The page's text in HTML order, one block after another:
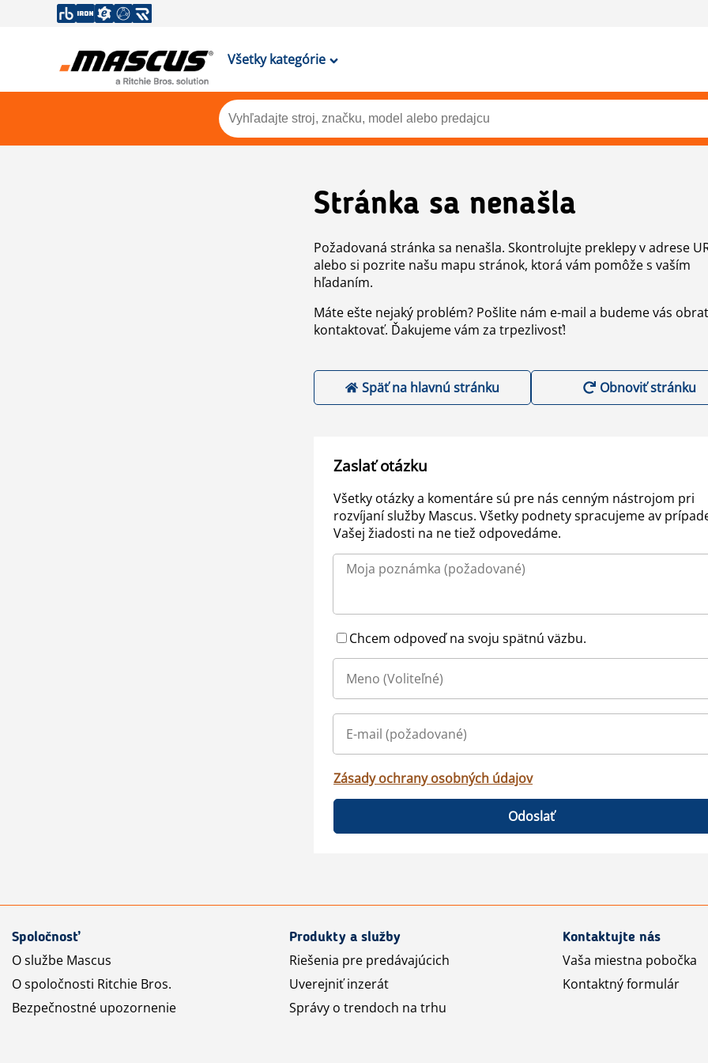
Všetky kategórie
Stránka sa nenašla
Požadovaná stránka sa nenašla. Skontrolujte preklepy v adrese
alebo si pozrite našu mapu stránok, ktorá vám pomôže s vaším
hľadaním.
Máte ešte nejaký problém? Pošlite nám e-mail a budeme vás
kontaktovať. Ďakujeme vám za trpezlivosť!
Späť na hlavnú stránku Obnoviť stránku
Zaslať otázku
Všetky otázky a komentáre sú pre nás cenným nástrojom pri
rozvíjaní služby Mascus. Všetky podnety spracujeme av
Vašej žiadosti na ne tiež odpovedáme.
Chcem odpoveď na svoju spätnú väzbu.
Zásady ochrany osobných údajov
Odoslať
Spoločnosť
O službe Mascus
O spoločnosti Ritchie Bros.
Bezpečnostné upozornenie
Produkty a služby
Riešenia pre predávajúcich
Uverejniť inzerát
Správy o trendoch na trhu
Kontaktujte nás
Vaša miestna pobočka
Kontaktný formulár